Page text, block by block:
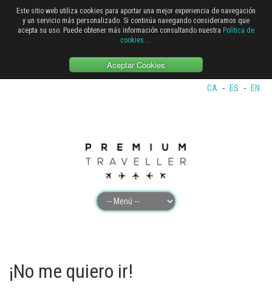
Este sitio web utiliza cookies para aportar una mejor experiencia de navegación
y un servicio más personalizado. Si continúa navegando consideramos que
acepta su uso. Puede obtener más información consultando nuestra Política de
cookies ...
Aceptar Cookies
CA - ES - EN
¡No me quiero ir!